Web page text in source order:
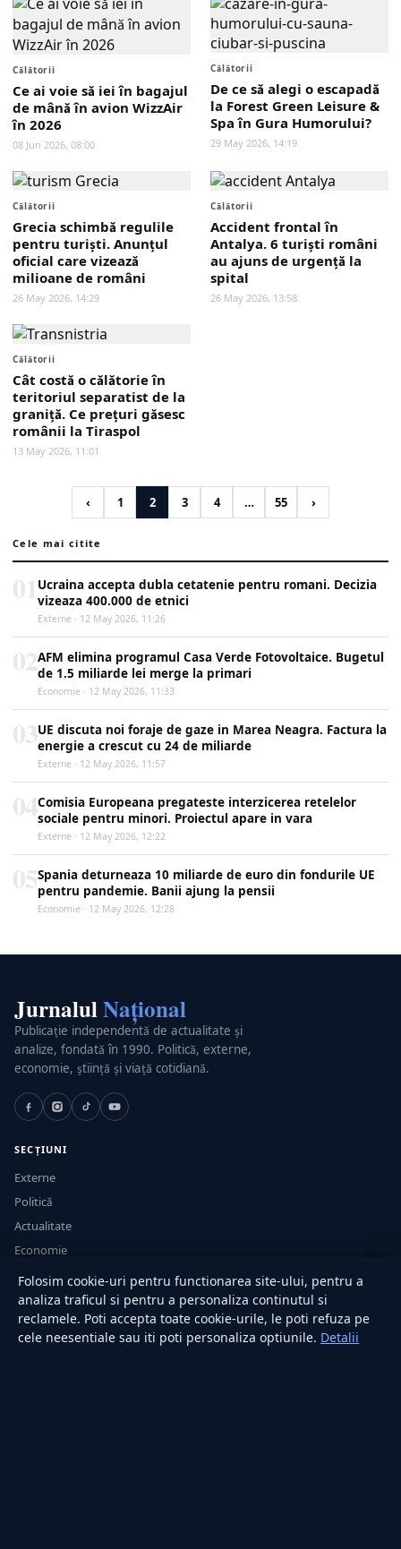
Călătorii
Ce ai voie să iei în bagajul
de mână în avion WizzAir
în 2026
08 Jun 2026, 08:00
Călătorii
De ce să alegi o escapadă
la Forest Green Leisure &
Spa în Gura Humorului?
29 May 2026, 14:19
Călătorii
Grecia schimbă regulile
pentru turiști. Anunțul
oficial care vizează
milioane de români
26 May 2026, 14:29
Călătorii
Accident frontal în
Antalya. 6 turiști români
au ajuns de urgență la
spital
26 May 2026, 13:58
Călătorii
Cât costă o călătorie în
teritoriul separatist de la
graniță. Ce prețuri găsesc
românii la Tiraspol
13 May 2026, 11:01
‹ 1 2 3 4 … 55 ›
Cele mai citite
Ucraina accepta dubla cetatenie pentru romani. Decizia
vizeaza 400.000 de etnici
Externe · 12 May 2026, 11:26
AFM elimina programul Casa Verde Fotovoltaice. Bugetul
de 1.5 miliarde lei merge la primari
Economie · 12 May 2026, 11:33
UE discuta noi foraje de gaze in Marea Neagra. Factura la
energie a crescut cu 24 de miliarde
Externe · 12 May 2026, 11:57
Comisia Europeana pregateste interzicerea retelelor
sociale pentru minori. Proiectul apare in vara
Externe · 12 May 2026, 12:22
Spania deturneaza 10 miliarde de euro din fondurile UE
pentru pandemie. Banii ajung la pensii
Economie · 12 May 2026, 12:28
JurnalulNațional
Publicație independentă de actualitate și
analize, fondată în 1990. Politică, externe,
economie, știință și viață cotidiană.
SECȚIUNI
Externe
Politică
Actualitate
Economie
Sănătate
Utile
RUBRICI
Folosim cookie-uri pentru functionarea site-ului, pentru a
analiza traficul si pentru a personaliza continutul si
reclamele. Poti accepta toate cookie-urile, le poti refuza pe
cele neesentiale sau iti poti personaliza optiunile. Detalii